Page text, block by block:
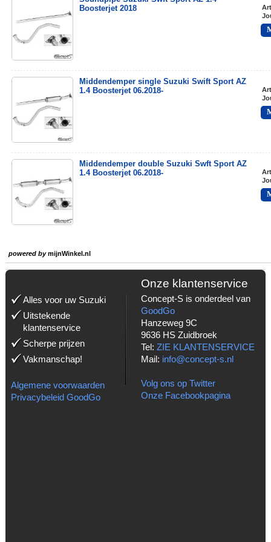
Boosterjet 2018
Middendemper single Suzuki Swift Sport AZ
1.4 Boosterjet 06.2018-
Middendemper double Suzuki Swft Sport AZ
1.4 Boosterjet 06.2018-
powered bymijnWinkel.nl
Alles voor uw Suzuki
Uitstekende
klantenservice
Scherpe prijzen
Vakmanschap!
Algemene voorwaarden
Privacybeleid GoodGo
Onze klantenservice
Concept-S is onderdeel van
GoodGo
Hanzeweg 9C
9636 HS Zuidbroek
Tel: ZIE KLANTENSERVICE
Mail: info@concept-s.nl
Volg ons op Twitter
Onze Facebookpagina